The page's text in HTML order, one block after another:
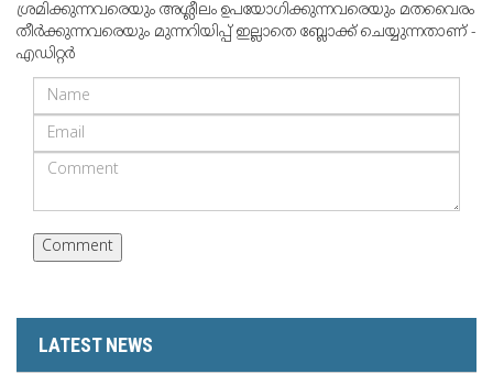
ശ്രമിക്കുന്നവരെയും അശ്ലീലം ഉപയോഗിക്കുന്നവരെയും മതവൈരം
തീര്‍ക്കുന്നവരെയും മുന്നറിയിപ്പ് ഇല്ലാതെ ബ്ലോക്ക് ചെയ്യുന്നതാണ് -
എഡിറ്റര്‍
LATEST NEWS